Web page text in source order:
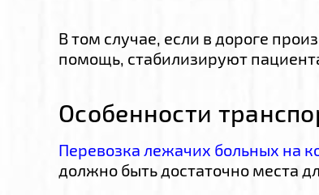
В том случае, если в дороге
помощь, стабилизируют
Особенности
Перевозка лежачих больных на
должно быть достаточно места